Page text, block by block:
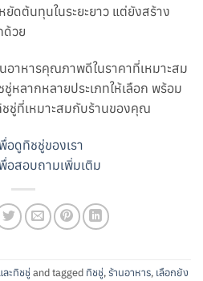
ยัดต้นทุนในระยะยาว แต่ยังสร้าง
ด้วย
าหารคุณภาพดีในราคาที่เหมาะสม
หลากหลายประเภทให้เลือก พร้อม
ชู่ที่เหมาะสมกับร้านของคุณ
อดูทิชชู่ของเรา
อสอบถามเพิ่มเติม
ละทิชชู่and tagged ทิชชู่,ร้านอาหาร, เลือกยัง